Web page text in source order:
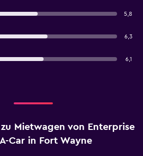
5,8
6,3
6,1
Mietwagen von Enterprise
Car in Fort Wayne